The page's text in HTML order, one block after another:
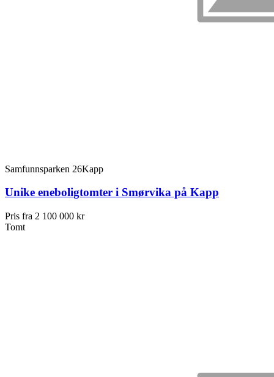
Samfunnsparken 26Kapp
Unike eneboligtomter i Smørvika på Kapp
Pris fra 2 100 000 kr
Tomt